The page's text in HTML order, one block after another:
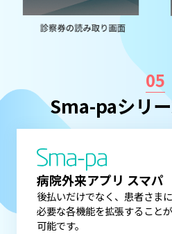
05
Sma-paシリ
病院外来アプリ スマパ
後払いだけでなく、患者さまに
必要な各機能を拡張することが
可能です。